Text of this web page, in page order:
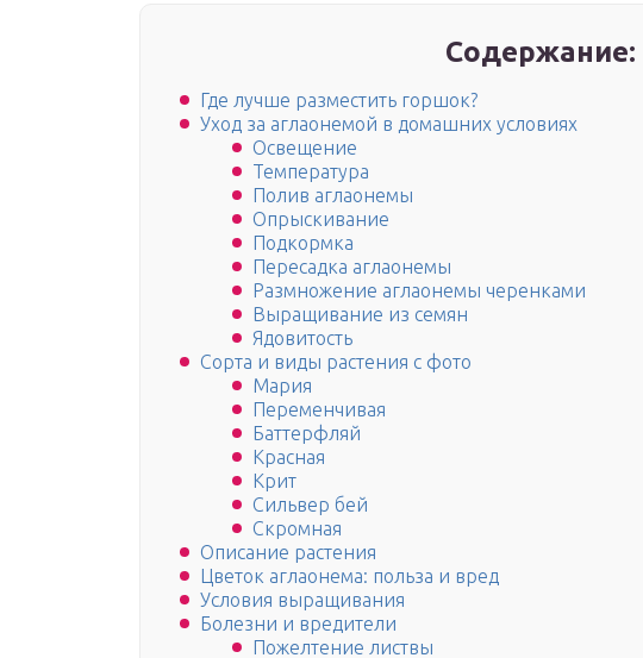
Содержание:
Где лучше разместить горшок?
Уход за аглаонемой в домашних условиях
Освещение
Температура
Полив аглаонемы
Опрыскивание
Подкормка
Пересадка аглаонемы
Размножение аглаонемы черенками
Выращивание из семян
Ядовитость
Сорта и виды растения с фото
Мария
Переменчивая
Баттерфляй
Красная
Крит
Сильвер бей
Скромная
Описание растения
Цветок аглаонема: польза и вред
Условия выращивания
Болезни и вредители
Пожелтение листвы